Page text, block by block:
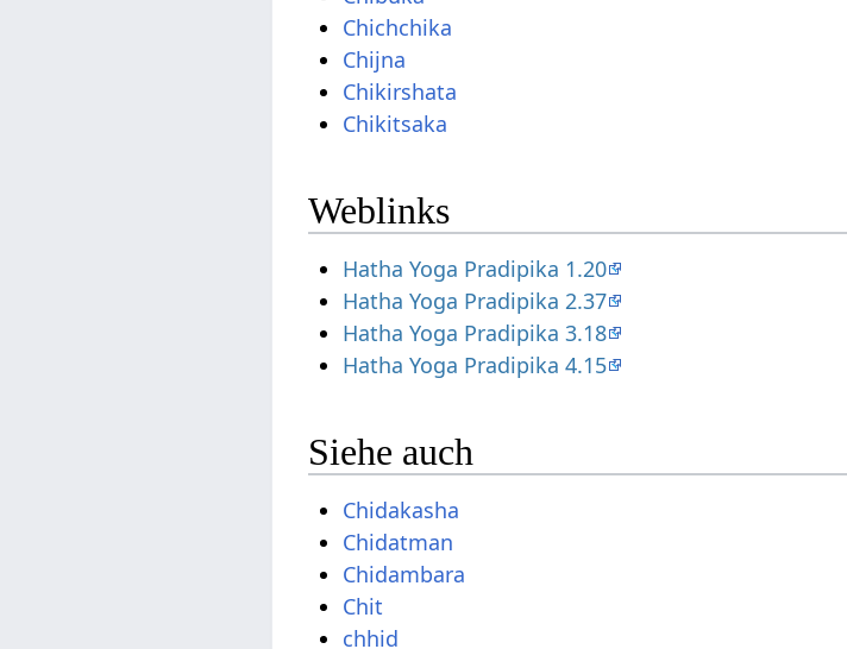
Chichchika
Chijna
Chikirshata
Chikitsaka
Weblinks
Hatha Yoga Pradipika 1.20
Hatha Yoga Pradipika 2.37
Hatha Yoga Pradipika 3.18
Hatha Yoga Pradipika 4.15
Siehe auch
Chidakasha
Chidatman
Chidambara
Chit
chhid